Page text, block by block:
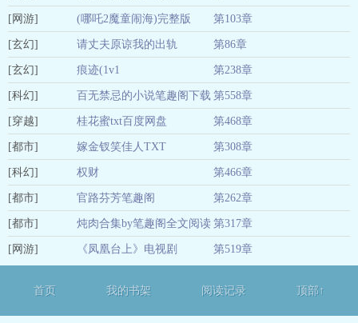
[网游] (哪吒2魔童闹海)完整版 第103章
[玄幻] 请丈夫原谅我的出轨 第86章
[玄幻] 痕迹(1v1 第238章
[科幻] 百无禁忌的小说笔趣阁下载 第558章
[穿越] 桂花蜜txt百度网盘 第468章
[都市] 嫁金钗笑佳人TXT 第308章
[科幻] 权财 第466章
[都市] 官路芬芳笔趣阁 第262章
[都市] 炖肉合集by笔趣阁全文阅读 第317章
[网游] 《凤凰台上》电视剧 第519章
首页
我的书架 阅读记录 顶部↑